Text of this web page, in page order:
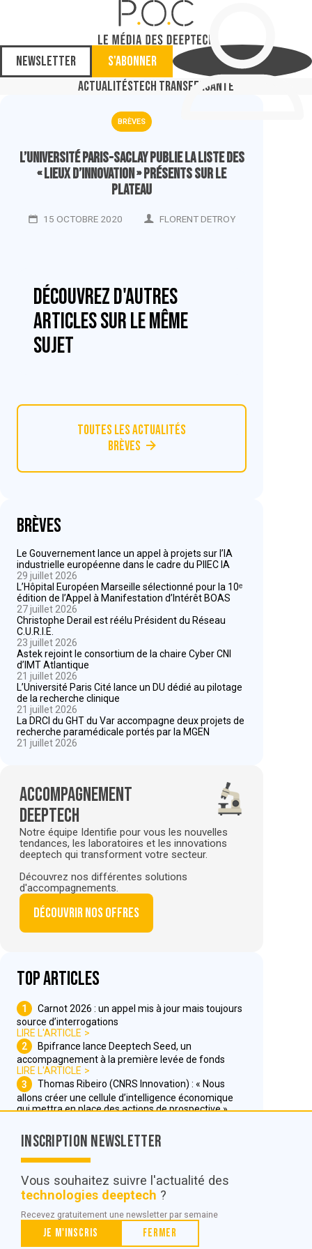
Newsletter
S'abonner
ActualitésTech TransferSanté
BRÈVES
L’Université Paris-Saclay publie la liste des
« lieux d’innovation » présents sur le
plateau
15 OCTOBRE 2020 FLORENT DETROY
Découvrez d'autres
articles sur le même
sujet
Toutes les actualités
Brèves
Brèves
Le Gouvernement lance un appel à projets sur l’IA
industrielle européenne dans le cadre du PIIEC IA
29 juillet 2026
L’Hôpital Européen Marseille sélectionné pour la 10ᵉ
édition de l’Appel à Manifestation d’Intérêt BOAS
27 juillet 2026
Christophe Derail est réélu Président du Réseau
C.U.R.I.E.
23 juillet 2026
Astek rejoint le consortium de la chaire Cyber CNI
d’IMT Atlantique
21 juillet 2026
L’Université Paris Cité lance un DU dédié au pilotage
de la recherche clinique
21 juillet 2026
La DRCI du GHT du Var accompagne deux projets de
recherche paramédicale portés par la MGEN
21 juillet 2026
Accompagnement
deeptech
Notre équipe Identifie pour vous les nouvelles
tendances, les laboratoires et les innovations
deeptech qui transforment votre secteur.
Découvrez nos différentes solutions
d'accompagnements.
Découvrir nos offres
Top articles
1
Carnot 2026 : un appel mis à jour mais toujours
source d’interrogations
LIRE L'ARTICLE
2
Bpifrance lance Deeptech Seed, un
accompagnement à la première levée de fonds
LIRE L'ARTICLE
3
Thomas Ribeiro (CNRS Innovation) : « Nous
allons créer une cellule d’intelligence économique
qui mettra en place des actions de prospective »
© POC Media 2026
Tous droits réservés.
Qui sommes nous ?
Inscription Newsletter
Vous souhaitez suivre l'actualité des
technologies deeptech ?
Recevez gratuitement une newsletter par semaine
Je m'inscris Fermer